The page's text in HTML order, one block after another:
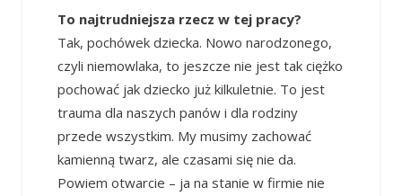
To najtrudniejsza rzecz w tej pracy?
Tak, pochówek dziecka. Nowo narodzonego,
czyli niemowlaka, to jeszcze nie jest tak ciężko
pochować jak dziecko już kilkuletnie. To jest
trauma dla naszych panów i dla rodziny
przede wszystkim. My musimy zachować
kamienną twarz, ale czasami się nie da.
Powiem otwarcie – ja na stanie w firmie nie